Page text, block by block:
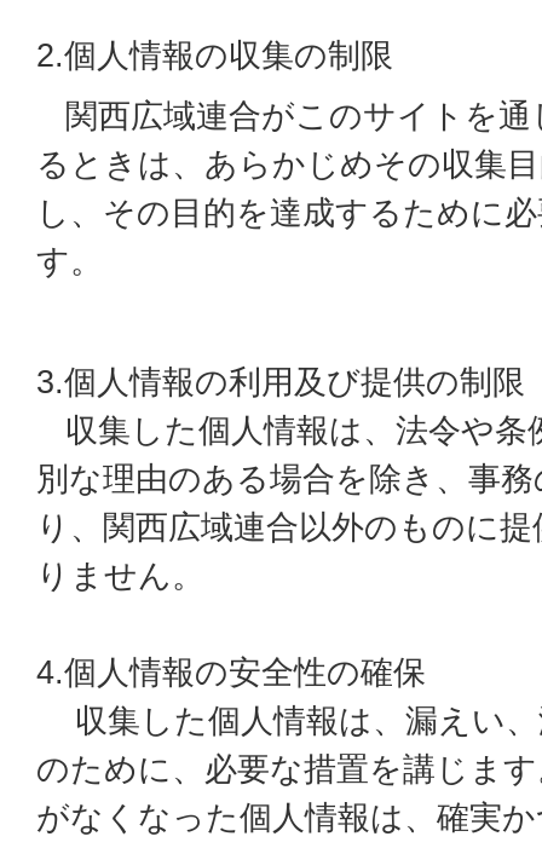
2.個人情報の収集の制限
関西広域連合がこのサイトを通
るときは、あらかじめその収集
し、その目的を達成するために
す。
3.個人情報の利用及び提供の制限
収集した個人情報は、法令や条
別な理由のある場合を除き、事
り、関西広域連合以外のものに
りません。
4.個人情報の安全性の確保
収集した個人情報は、漏えい
のために、必要な措置を講じま
がなくなった個人情報は、確実